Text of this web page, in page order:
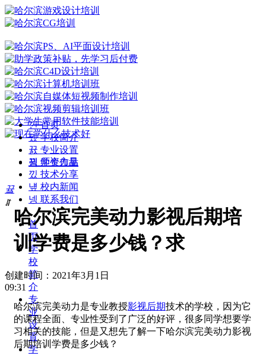
낀 首页
뀄 学校简介
뀴 专业设置
끡 学生作品
뀡 师资力量
낐 技术分享
넆 校内新闻
넹 联系我们
끀
ꁲ
首
页
学
校
简
介
专
业
设
置
学
哈尔滨完美动力影视后期培
训学费是多少钱？求
创建时间： 2021年3月1日
09:31
哈尔滨完美动力是专业教授影视后期技术的学校，因为它
的课程全面、专业性受到了广泛的好评，很多同学想要学
习相关的技能，但是又想先了解一下哈尔滨完美动力影视
后期培训学费是多少钱？